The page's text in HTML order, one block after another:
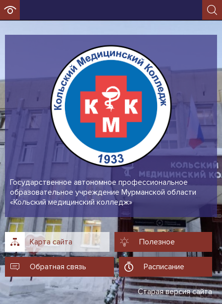
Государственное автономное профессиональное
образовательное учреждение Мурманской области
«Кольский медицинский колледж»
Карта сайта Полезное
Обратная связь Расписание
Старая версия сайта